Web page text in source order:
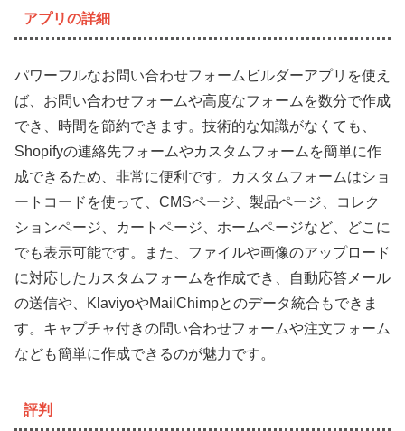
アプリの詳細
パワーフルなお問い合わせフォームビルダーアプリを使え
ば、お問い合わせフォームや高度なフォームを数分で作成
でき、時間を節約できます。技術的な知識がなくても、
Shopifyの連絡先フォームやカスタムフォームを簡単に作
成できるため、非常に便利です。カスタムフォームはショ
ートコードを使って、CMSページ、製品ページ、コレク
ションページ、カートページ、ホームページなど、どこに
でも表示可能です。また、ファイルや画像のアップロード
に対応したカスタムフォームを作成でき、自動応答メール
の送信や、KlaviyoやMailChimpとのデータ統合もできま
す。キャプチャ付きの問い合わせフォームや注文フォーム
なども簡単に作成できるのが魅力です。
評判